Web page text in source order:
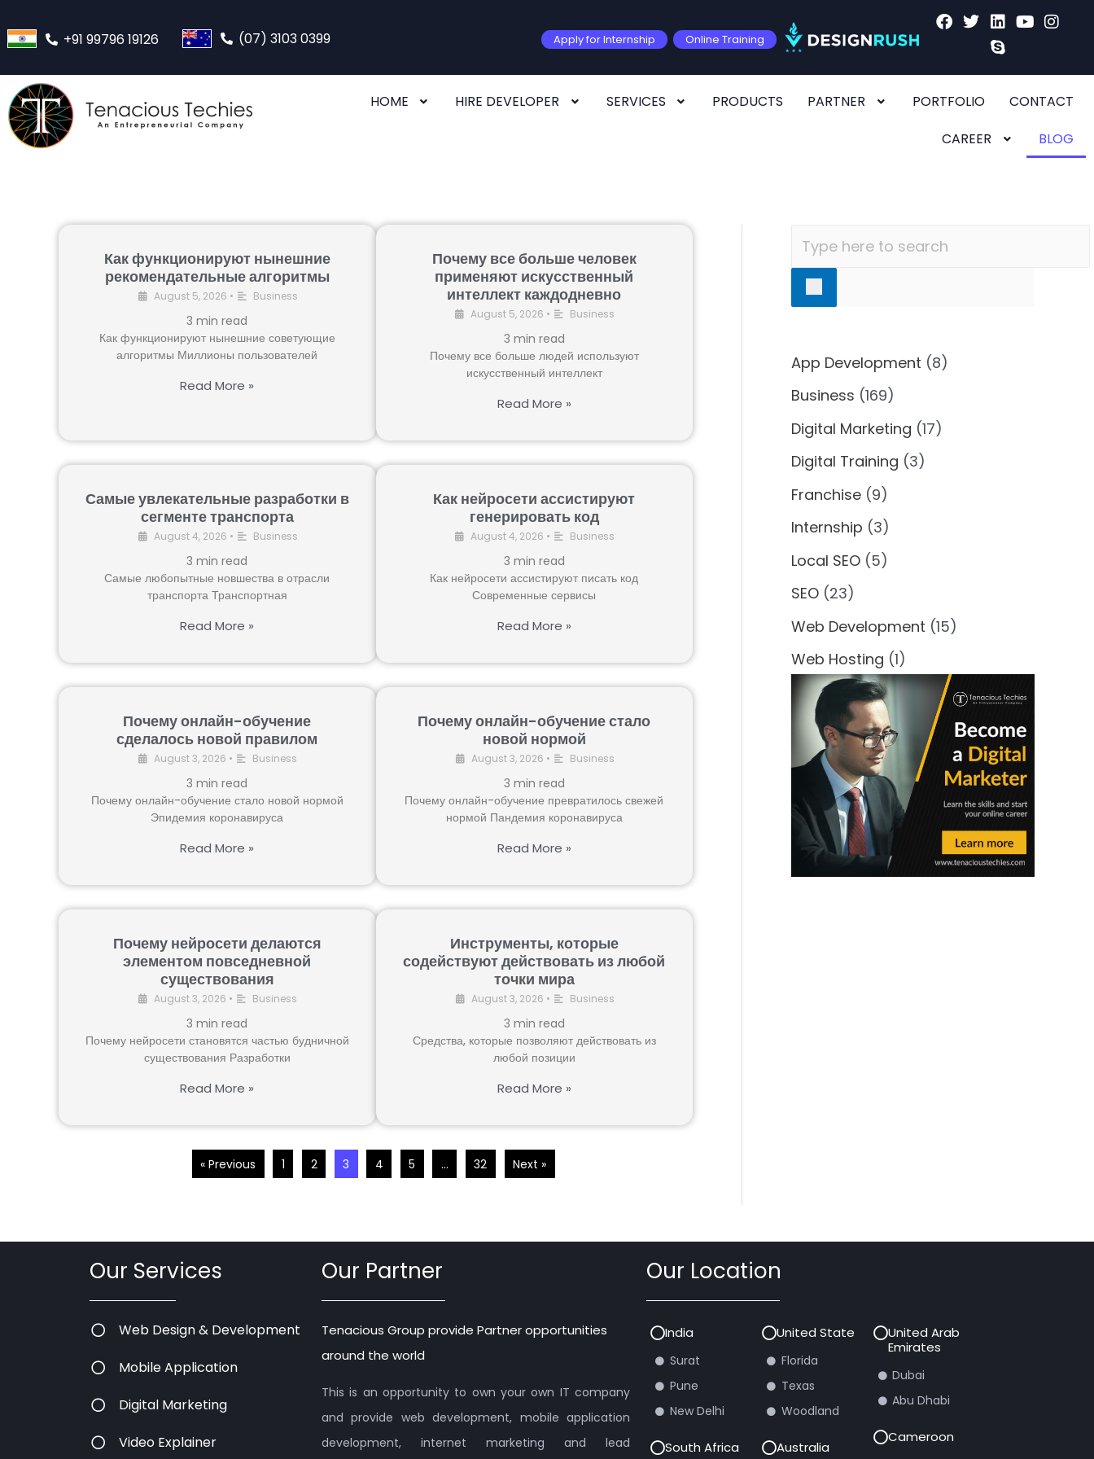
+91 99796 19126 (07) 3103 0399 Apply for Internship Online Training
HOME HIRE DEVELOPER SERVICES PRODUCTS PARTNER PORTFOLIO
CONTACT
CAREER
BLOG
Как функционируют нынешние
рекомендательные алгоритмы
August 5, 2026 • Business
3 min read
Как функционируют нынешние советующие
алгоритмы Миллионы пользователей
Read More »
Почему все больше человек
применяют искусственный
интеллект каждодневно
August 5, 2026 • Business
3 min read
Почему все больше людей используют
искусственный интеллект
Read More »
Самые увлекательные разработки в
сегменте транспорта
August 4, 2026 • Business
3 min read
Самые любопытные новшества в отрасли
транспорта Транспортная
Read More »
Как нейросети ассистируют
генерировать код
August 4, 2026 • Business
3 min read
Как нейросети ассистируют писать код
Современные сервисы
Read More »
Почему онлайн-обучение
сделалось новой правилом
August 3, 2026 • Business
3 min read
Почему онлайн-обучение стало новой нормой
Эпидемия коронавируса
Read More »
Почему онлайн-обучение стало
новой нормой
August 3, 2026 • Business
3 min read
Почему онлайн-обучение превратилось свежей
нормой Пандемия коронавируса
Read More »
Почему нейросети делаются
элементом повседневной
существования
August 3, 2026 • Business
3 min read
Почему нейросети становятся частью будничной
существования Разработки
Read More »
Инструменты, которые
содействуют действовать из любой
точки мира
August 3, 2026 • Business
3 min read
Средства, которые позволяют действовать из
любой позиции
Read More »
« Previous 1 2 3 4 5 … 32 Next »
App Development (8)
Business (169)
Digital Marketing (17)
Digital Training (3)
Franchise (9)
Internship (3)
Local SEO (5)
SEO (23)
Web Development (15)
Web Hosting (1)
Our Services
Web Design & Development
Mobile Application
Digital Marketing
Video Explainer
Our Partner
Tenacious Group provide Partner opportunities
around the world
This is an opportunity to own your own IT company
and provide web development, mobile application
development, internet marketing and lead
Our Location
India
Surat
Pune
New Delhi
South Africa
United State
Florida
Texas
Woodland
Australia
United Arab
Emirates
Dubai
Abu Dhabi
Cameroon